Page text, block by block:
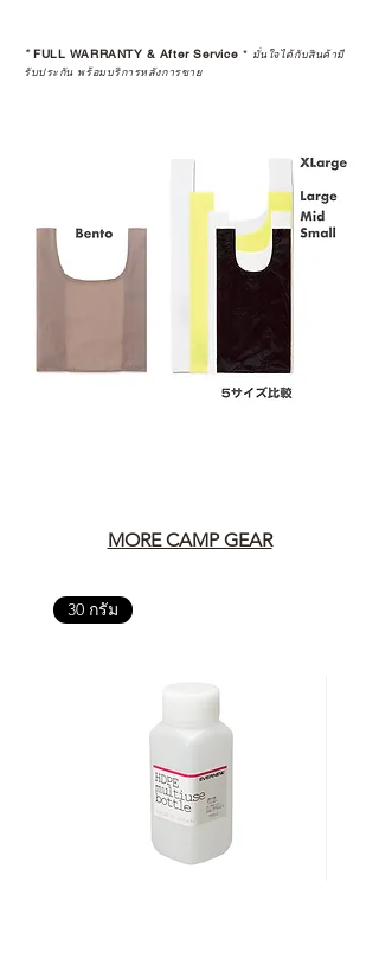
*FULL WARRANTY & After Service * มั่นใจได้กับสินค้ามี
รับประกัน พร้อมบริการหลังการขาย
MORE CAMP GEAR
30 กรัม